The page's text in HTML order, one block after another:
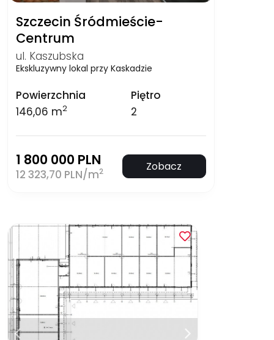
Szczecin Śródmieście-
Centrum
ul. Kaszubska
Ekskluzywny lokal przy Kaskadzie
Powierzchnia
146,06 m2
Piętro
2
1 800 000 PLN
12 323,70 PLN/m2 Zobacz